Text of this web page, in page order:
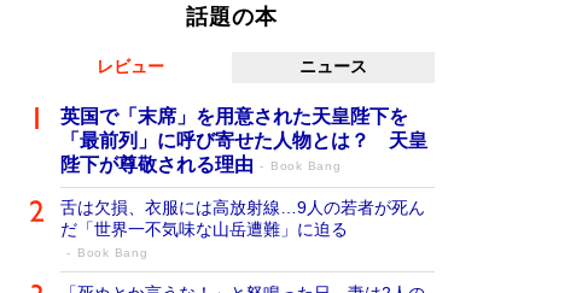
話題の本
レビュー ニュース
英国で「末席」を用意された天皇陛下を
「最前列」に呼び寄せた人物とは？ 天皇
陛下が尊敬される理由
Book Bang
舌は欠損、衣服には高放射線…9人の若者が死ん
だ「世界一不気味な山岳遭難」に迫る
Book Bang